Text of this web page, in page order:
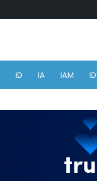
ID IA IAM